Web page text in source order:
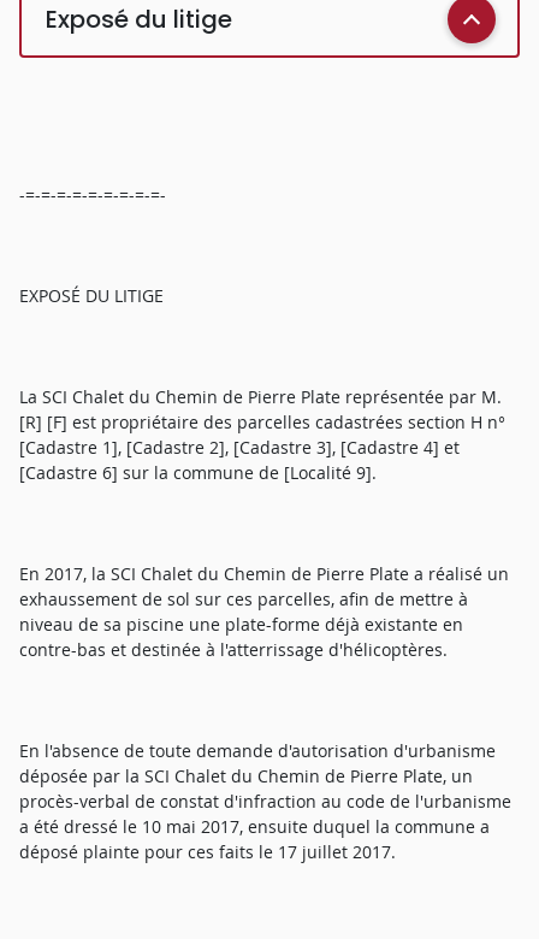
Exposé du litige
-=-=-=-=-=-=-=-=-=-
EXPOSÉ DU LITIGE
La SCI Chalet du Chemin de Pierre Plate représentée par M.
[R] [F] est propriétaire des parcelles cadastrées section H n°
[Cadastre 1], [Cadastre 2], [Cadastre 3], [Cadastre 4] et
[Cadastre 6] sur la commune de [Localité 9].
En 2017, la SCI Chalet du Chemin de Pierre Plate a réalisé un
exhaussement de sol sur ces parcelles, afin de mettre à
niveau de sa piscine une plate-forme déjà existante en
contre-bas et destinée à l'atterrissage d'hélicoptères.
En l'absence de toute demande d'autorisation d'urbanisme
déposée par la SCI Chalet du Chemin de Pierre Plate, un
procès-verbal de constat d'infraction au code de l'urbanisme
a été dressé le 10 mai 2017, ensuite duquel la commune a
déposé plainte pour ces faits le 17 juillet 2017.